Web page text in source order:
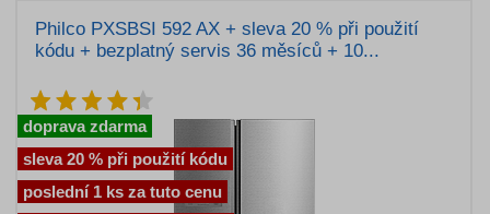
Philco PXSBSI 592 AX + sleva 20 % při použití
kódu + bezplatný servis 36 měsíců + 10...
doprava zdarma
sleva 20 % při použití kódu
poslední 1 ks za tuto cenu